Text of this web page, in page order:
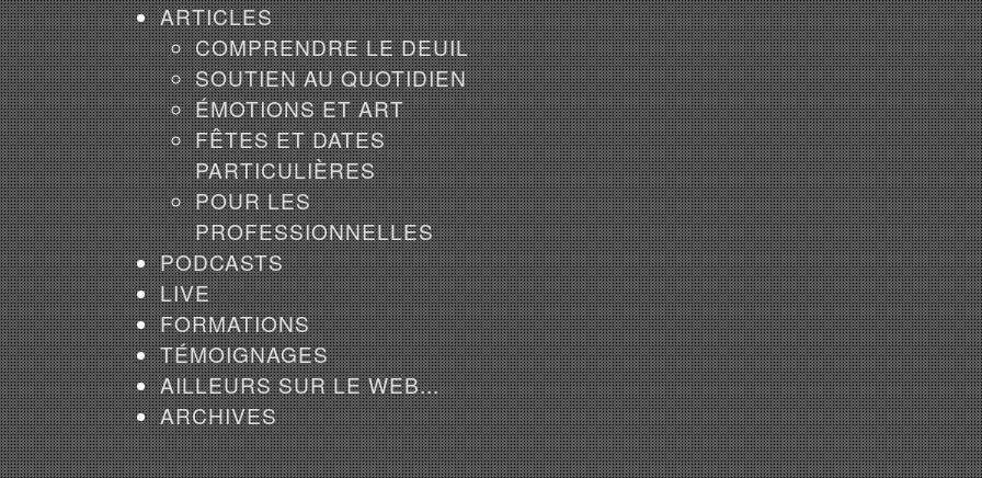
ARTICLES
COMPRENDRE LE DEUIL
SOUTIEN AU QUOTIDIEN
ÉMOTIONS ET ART
FÊTES ET DATES
PARTICULIÈRES
POUR LES
PROFESSIONNELLES
PODCASTS
LIVE
FORMATIONS
TÉMOIGNAGES
AILLEURS SUR LE WEB...
ARCHIVES